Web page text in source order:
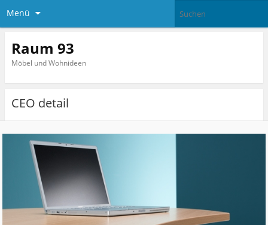
Menü
Raum 93
Möbel und Wohnideen
CEO detail